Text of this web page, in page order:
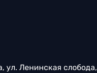
ул. Ленинская слобода,